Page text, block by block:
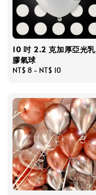
10 吋 2.2 克加厚亞光乳
膠氣球
Regular
NT$ 8 - NT$ 10